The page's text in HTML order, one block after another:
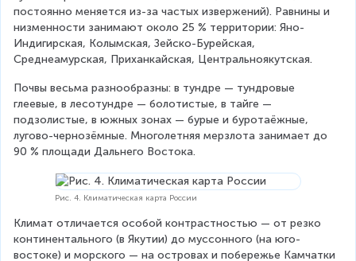
постоянно меняется из-за частых извержений). Равнины и
низменности занимают около 25 % территории: Яно-
Индигирская, Колымская, Зейско-Бурейская,
Среднеамурская, Приханкайская, Центральноякутская.
Почвы весьма разнообразны: в тундре — тундровые
глеевые, в лесотундре — болотистые, в тайге —
подзолистые, в южных зонах — бурые и буротаёжные,
лугово-чернозёмные. Многолетняя мерзлота занимает до
90 % площади Дальнего Востока.
Рис. 4. Климатическая карта России
Климат отличается особой контрастностью — от резко
континентального (в Якутии) до муссонного (на юго-
востоке) и морского — на островах и побережье Камчатки